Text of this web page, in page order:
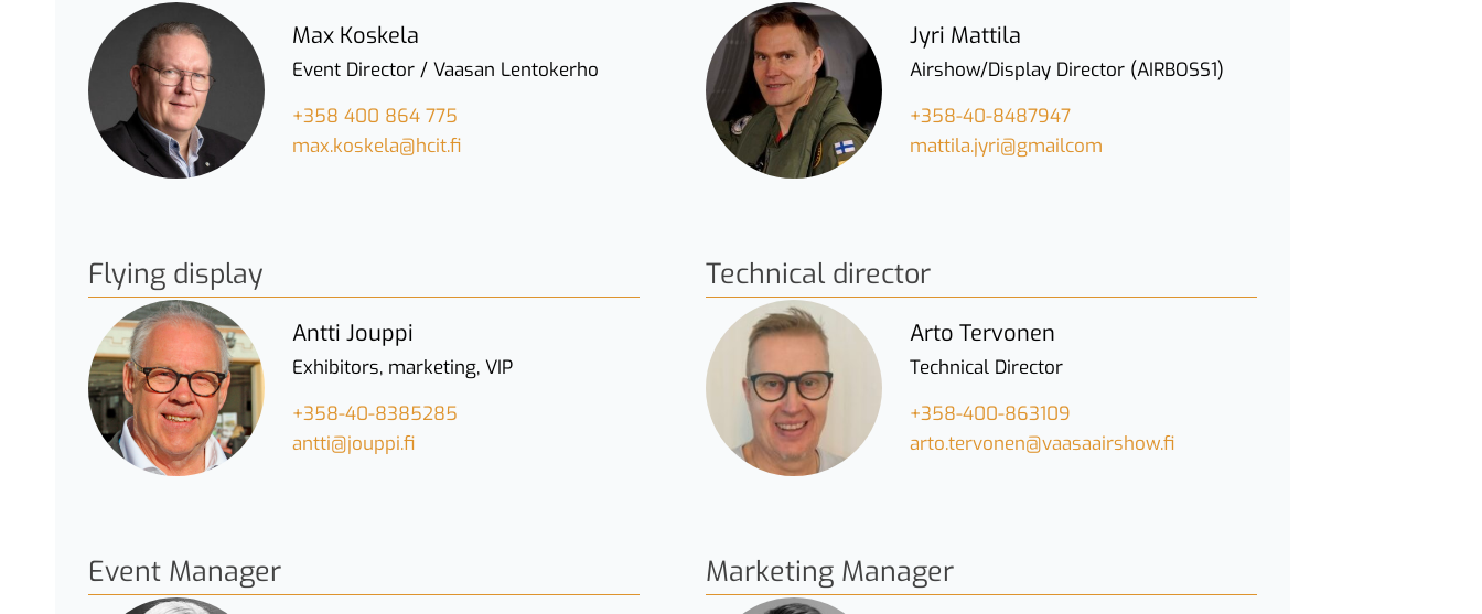
Max Koskela
Event Director / Vaasan Lentokerho
+358 400 864 775
max.koskela@hcit.fi
Jyri Mattila
Airshow/Display Director (AIRBOSS1)
+358-40-8487947
mattila.jyri@gmailcom
Flying display
Antti Jouppi
Exhibitors, marketing, VIP
+358-40-8385285
antti@jouppi.fi
Technical director
Arto Tervonen
Technical Director
+358-400-863109
arto.tervonen@vaasaairshow.fi
Event Manager Marketing Manager